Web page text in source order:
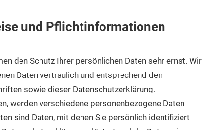
und Pflicht­informationen
den Schutz Ihrer persönlichen Daten sehr ernst. Wir
Daten vertraulich und entsprechend den
sowie dieser Datenschutzerklärung.
werden verschiedene personenbezogene Daten
sind Daten, mit denen Sie persönlich identifiziert